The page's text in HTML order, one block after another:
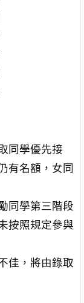
同學優先接
有名額，女同
同學第三階段
按照規定參與
佳，將由錄取